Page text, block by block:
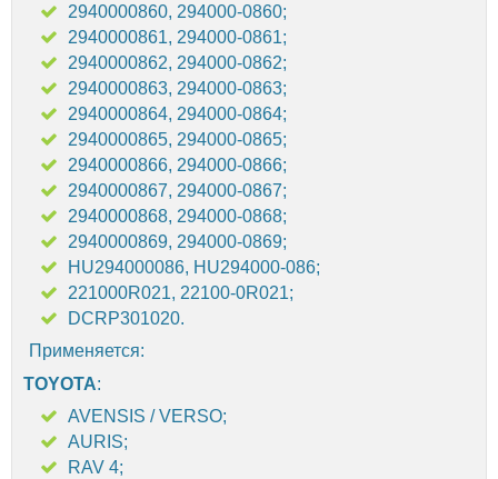
2940000860, 294000-0860;
2940000861, 294000-0861;
2940000862, 294000-0862;
2940000863, 294000-0863;
2940000864, 294000-0864;
2940000865, 294000-0865;
2940000866, 294000-0866;
2940000867, 294000-0867;
2940000868, 294000-0868;
2940000869, 294000-0869;
HU294000086, HU294000-086;
221000R021, 22100-0R021;
DCRP301020.
Применяется:
TOYOTA:
AVENSIS / VERSO;
AURIS;
RAV 4;